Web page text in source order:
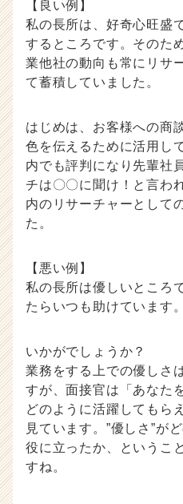
【良い例】
私の長所は、好奇心旺盛
するところです。そのた
業他社の動向も常にリサ
て蓄積していました。
はじめは、お客様への商
色を伝えるために活用し
内でも評判になり先輩社
チは〇〇に聞け！と言わ
内のリサーチャーとして
た。
【悪い例】
私の長所は優しいところ
たらいつも助けています。
いかがでしょうか？
業務をする上での優しさ
すが、面接官は「あなた
どのように活躍してもら
見ています。”優しさ”が
役に立ったか、というこ
すね。